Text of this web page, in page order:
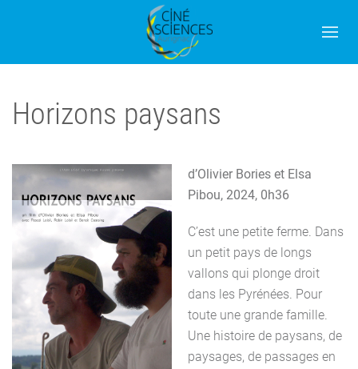
Horizons paysans
d’Olivier Bories et Elsa
Pibou, 2024, 0h36
C’est une petite ferme. Dans
un petit pays de longs
vallons qui plonge droit
dans les Pyrénées. Pour
toute une grande famille.
Une histoire de paysans, de
paysages, de passages en